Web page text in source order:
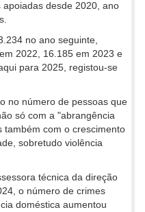
desde 2020, ano
no ano seguinte,
2022, 16.185 em 2023 e
para 2025, registou-se
no número de pessoas que
só com a "abrangência
também com o crescimento
sobretudo violência
técnica da direção
o número de crimes
doméstica aumentou